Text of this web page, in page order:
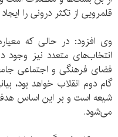
قلمرویی از تکثر درونی را
وی افزود: در حالی که
انتخاب‌های متعدد نیز وجود
فضای فرهنگی و اجتماعی
گام دوم انقلاب خواهد بود،
شیعه است و بر این اساس
می‌شود.